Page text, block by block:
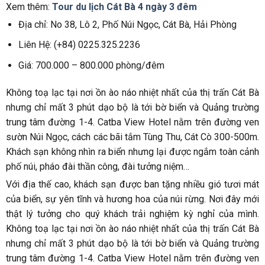
Xem thêm: Tour du lịch Cát Bà 4 ngày 3 đêm
Địa chỉ: No 38, Lô 2, Phố Núi Ngọc, Cát Bà, Hải Phòng
Liên Hệ: (+84) 0225.325.2236
Giá: 700.000 – 800.000 phòng/đêm
Không toạ lạc tại nơi ồn ào náo nhiệt nhất của thị trấn Cát Bà
nhưng chỉ mất 3 phút dạo bộ là tới bờ biển và Quảng trường
trung tâm đường 1-4. Catba View Hotel nằm trên đường ven
sườn Núi Ngọc, cách các bãi tắm Tùng Thu, Cát Cò 300-500m.
Khách sạn không nhìn ra biển nhưng lại được ngắm toàn cảnh
phố núi, pháo đài thần công, đài tưởng niệm…
Với địa thế cao, khách sạn được ban tặng nhiều gió tươi mát
của biển, sự yên tĩnh và hương hoa của núi rừng. Nơi đây mới
thật lý tưởng cho quý khách trải nghiệm kỳ nghỉ của mình.
Không toạ lạc tại nơi ồn ào náo nhiệt nhất của thị trấn Cát Bà
nhưng chỉ mất 3 phút dạo bộ là tới bờ biển và Quảng trường
trung tâm đường 1-4. Catba View Hotel nằm trên đường ven